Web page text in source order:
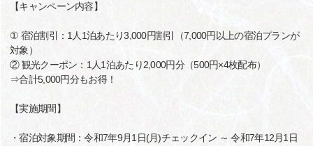
【キャンペーン内容】
① 宿泊割引：1人1泊あたり3,000円割引（7,000円以上の宿泊プランが
対象）
② 観光クーポン：1人1泊あたり2,000円分（500円×4枚配布）
⇒合計5,000円分もお得！
【実施期間】
・宿泊対象期間：令和7年9月1日(月)チェックイン ～ 令和7年12月1日